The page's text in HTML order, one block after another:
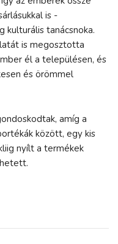
is -
kulturális tanácsnoka.
is megosztotta
él a településen, és
és örömmel
amíg a
között, egy kis
nyílt a termékek